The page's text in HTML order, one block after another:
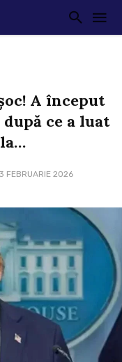
A început
ce a luat
3 FEBRUARIE 2026